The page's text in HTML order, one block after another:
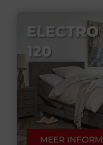
120
MEER